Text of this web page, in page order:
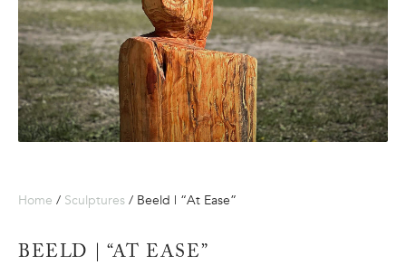
Home / Sculptures / Beeld | “At Ease”
BEELD | “AT EASE”